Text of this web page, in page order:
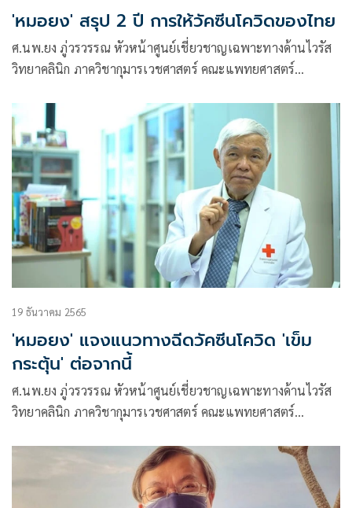
'หมอยง' สรุป 2 ปี การให้วัคซีนโควิดของไทย
ศ.นพ.ยง ภู่วรวรรณ หัวหน้าศูนย์เชี่ยวชาญเฉพาะทางด้านไวรัส
วิทยาคลินิก ภาควิชากุมารเวชศาสตร์ คณะแพทยศาสตร์
19 ธันวาคม 2565
'หมอยง' แจงแนวทางฉีดวัคซีนโควิด 'เข็ม
กระตุ้น' ต่อจากนี้
ศ.นพ.ยง ภู่วรวรรณ หัวหน้าศูนย์เชี่ยวชาญเฉพาะทางด้านไวรัส
วิทยาคลินิก ภาควิชากุมารเวชศาสตร์ คณะแพทยศาสตร์
ปัญหาที่ถูกถามบ่อย เรื่องการฉีดวัคซิน โควิด 19